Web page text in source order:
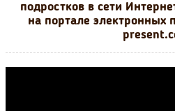
подростков в сети
на портале электронных